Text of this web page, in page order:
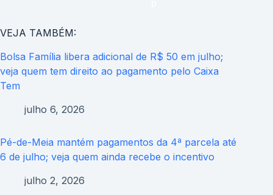
VEJA TAMBÉM:
Bolsa Família libera adicional de R$ 50 em julho;
veja quem tem direito ao pagamento pelo Caixa
Tem
julho 6, 2026
Pé-de-Meia mantém pagamentos da 4ª parcela até
6 de julho; veja quem ainda recebe o incentivo
julho 2, 2026